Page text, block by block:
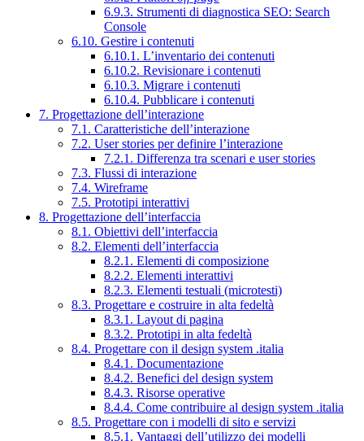
6.9.3. Strumenti di diagnostica SEO: Search
Console
6.10. Gestire i contenuti
6.10.1. L’inventario dei contenuti
6.10.2. Revisionare i contenuti
6.10.3. Migrare i contenuti
6.10.4. Pubblicare i contenuti
7. Progettazione dell’interazione
7.1. Caratteristiche dell’interazione
7.2. User stories per definire l’interazione
7.2.1. Differenza tra scenari e user stories
7.3. Flussi di interazione
7.4. Wireframe
7.5. Prototipi interattivi
8. Progettazione dell’interfaccia
8.1. Obiettivi dell’interfaccia
8.2. Elementi dell’interfaccia
8.2.1. Elementi di composizione
8.2.2. Elementi interattivi
8.2.3. Elementi testuali (microtesti)
8.3. Progettare e costruire in alta fedeltà
8.3.1. Layout di pagina
8.3.2. Prototipi in alta fedeltà
8.4. Progettare con il design system .italia
8.4.1. Documentazione
8.4.2. Benefici del design system
8.4.3. Risorse operative
8.4.4. Come contribuire al design system .italia
8.5. Progettare con i modelli di sito e servizi
8.5.1. Vantaggi dell’utilizzo dei modelli